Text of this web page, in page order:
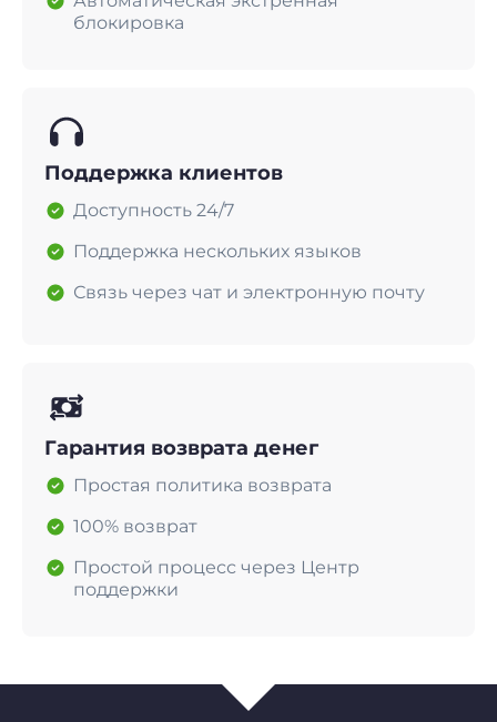
блокировка
Поддержка клиентов
Доступность 24/7
Поддержка нескольких языков
Связь через чат и электронную почту
Гарантия возврата денег
Простая политика возврата
100% возврат
Простой процесс через Центр
поддержки